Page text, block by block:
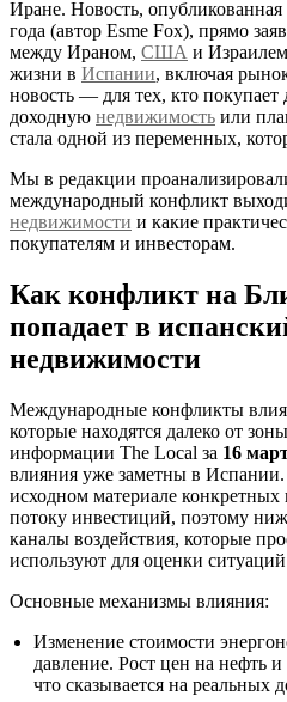
Иране. Новость,
года (автор Esme Fox), прямо
между Ираном, США и
жизни в Испании, включая
новость — для тех, кто покупает
доходную недвижимость или
стала одной из переменных,
Мы в редакции
международный конфликт
недвижимости и какие
покупателям и инвесторам.
Как конфликт на
попадает в
недвижимости
Международные конфликты
которые находятся далеко от
информации The Local за 16
влияния уже заметны в
исходном материале
потоку инвестиций, поэтому
каналы воздействия, которые
используют для оценки ситуаций
Основные механизмы влияния:
Изменение стоимости
давление. Рост цен на нефть
что сказывается на реальных